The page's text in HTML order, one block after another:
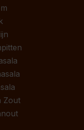
Zout